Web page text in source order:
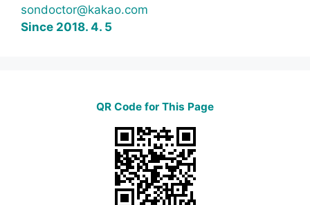
sondoctor@kakao.com
Since 2018. 4. 5
QR Code for This Page